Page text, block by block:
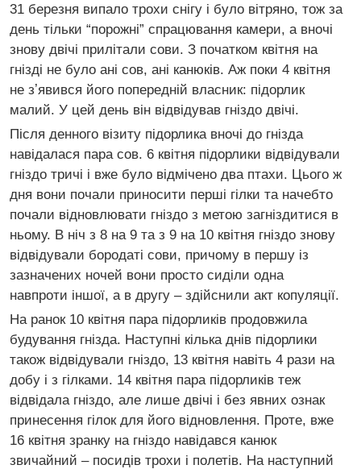
31 березня випало трохи снігу і було вітряно, тож за
день тільки “порожні” спрацювання камери, а вночі
знову двічі прилітали сови. З початком квітня на
гнізді не було ані сов, ані канюків. Аж поки 4 квітня
не зʼявився його попередній власник: підорлик
малий. У цей день він відвідував гніздо двічі.
Після денного візиту підорлика вночі до гнізда
навідалася пара сов. 6 квітня підорлики відвідували
гніздо тричі і вже було відмічено два птахи. Цього ж
дня вони почали приносити перші гілки та начебто
почали відновлювати гніздо з метою загніздитися в
ньому. В ніч з 8 на 9 та з 9 на 10 квітня гніздо знову
відвідували бородаті сови, причому в першу із
зазначених ночей вони просто сиділи одна
навпроти іншої, а в другу – здійснили акт копуляції.
На ранок 10 квітня пара підорликів продовжила
будування гнізда. Наступні кілька днів підорлики
також відвідували гніздо, 13 квітня навіть 4 рази на
добу і з гілками. 14 квітня пара підорликів теж
відвідала гніздо, але лише двічі і без явних ознак
принесення гілок для його відновлення. Проте, вже
16 квітня зранку на гніздо навідався канюк
звичайний – посидів трохи і полетів. На наступний